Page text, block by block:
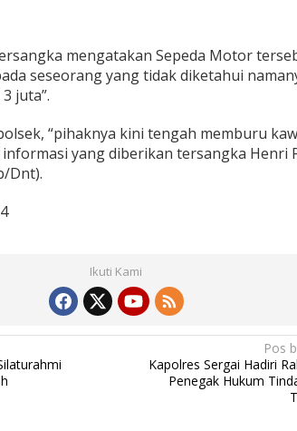
mengatakan Sepeda Motor
seseorang yang tidak diketahui
juta”.
“pihaknya kini tengah memburu
yang diberikan tersangka Henri
Dnt).
Ikuti Kami
Pos
Kapolres Sergai Hadiri
Penegak Hukum